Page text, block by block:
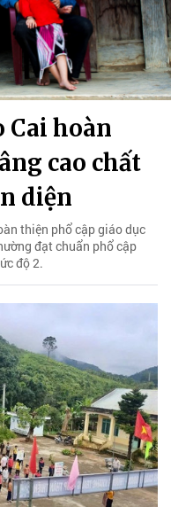
Cai hoàn
cao chất
diện
thiện phổ cập giáo dục
đạt chuẩn phổ cập
độ 2.